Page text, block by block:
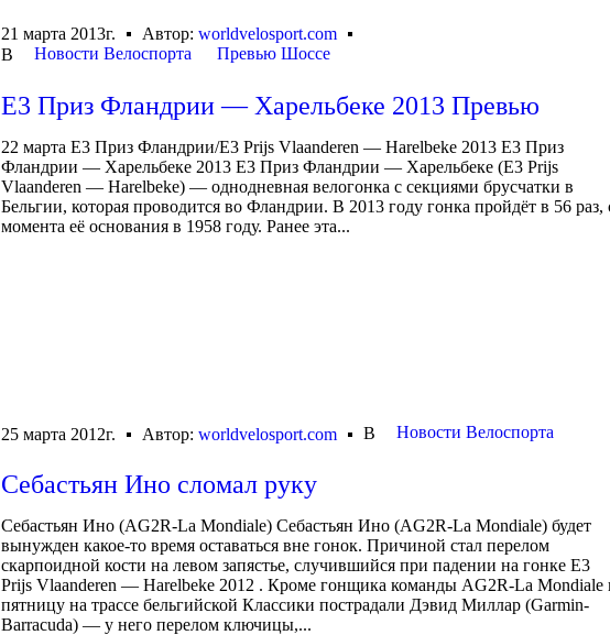
21 марта 2013г. Автор:worldvelosport.com
В
Новости Велоспорта Превью Шоссе
Е3 Приз Фландрии — Харельбеке 2013 Превью
22 марта Е3 Приз Фландрии/E3 Prijs Vlaanderen — Harelbeke 2013 Е3 Приз
Фландрии — Харельбеке 2013 Е3 Приз Фландрии — Харельбеке (E3 Prijs
Vlaanderen — Harelbeke) — однодневная велогонка с секциями брусчатки в
Бельгии, которая проводится во Фландрии. В 2013 году гонка пройдёт в 56 раз,
момента её основания в 1958 году. Ранее эта...
25 марта 2012г. Автор:worldvelosport.com В Новости Велоспорта
Себастьян Ино сломал руку
Себастьян Ино (AG2R-La Mondiale) Себастьян Ино (AG2R-La Mondiale) будет
вынужден какое-то время оставаться вне гонок. Причиной стал перелом
скарпоидной кости на левом запястье, случившийся при падении на гонке E3
Prijs Vlaanderen — Harelbeke 2012 . Кроме гонщика команды AG2R-La Mondiale
пятницу на трассе бельгийской Классики пострадали Дэвид Миллар (Garmin-
Barracuda) — у него перелом ключицы,...